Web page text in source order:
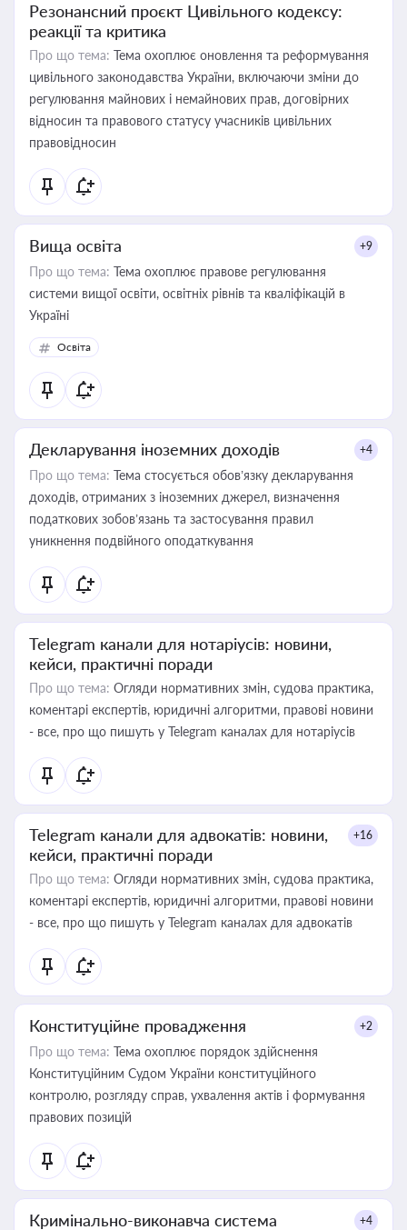
Резонансний проєкт Цивільного кодексу:
реакції та критика
Про що тема: Тема охоплює оновлення та реформування
цивільного законодавства України, включаючи зміни до
регулювання майнових і немайнових прав, договірних
відносин та правового статусу учасників цивільних
правовідносин
Вища освіта +9
Про що тема: Тема охоплює правове регулювання
системи вищої освіти, освітніх рівнів та кваліфікацій в
Україні
Освіта
Декларування іноземних доходів +4
Про що тема: Тема стосується обов’язку декларування
доходів, отриманих з іноземних джерел, визначення
податкових зобов’язань та застосування правил
уникнення подвійного оподаткування
Telegram канали для нотаріусів: новини,
кейси, практичні поради
Про що тема: Огляди нормативних змін, судова практика,
коментарі експертів, юридичні алгоритми, правові новини
- все, про що пишуть у Telegram каналах для нотаріусів
Telegram канали для адвокатів: новини,
кейси, практичні поради
+16
Про що тема: Огляди нормативних змін, судова практика,
коментарі експертів, юридичні алгоритми, правові новини
- все, про що пишуть у Telegram каналах для адвокатів
Конституційне провадження +2
Про що тема: Тема охоплює порядок здійснення
Конституційним Судом України конституційного
контролю, розгляду справ, ухвалення актів і формування
правових позицій
Кримінально-виконавча система +4